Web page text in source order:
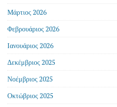
Μάρτιος 2026
Φεβρουάριος 2026
Ιανουάριος 2026
Δεκέμβριος 2025
Νοέμβριος 2025
Οκτώβριος 2025